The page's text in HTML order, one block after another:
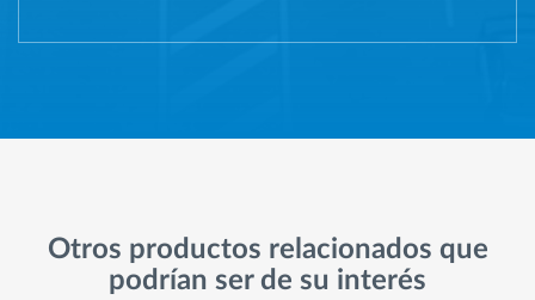
Otros productos relacionados que
podrían ser de su interés